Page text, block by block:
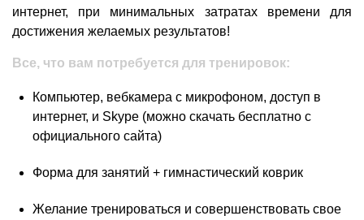
интернет, при минимальных затратах времени для
достижения желаемых результатов!
Bсе, что вам потребуется для тренировок:
Компьютер, вебкамера с микрофоном, доступ в
интернет, и Skype (можно скачать бесплатно с
официального сайта)
Форма для занятий + гимнастический коврик
Желание тренироваться и совершенствовать свое